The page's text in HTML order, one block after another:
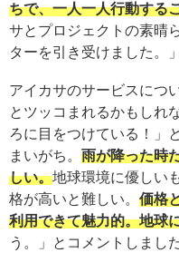
ちで、一人一人行動する
サとプロジェクトの素晴
ターを引き受けました。」
アイカサのサービスにつ
とツッコまれるかもしれ
ろに目をつけている！」
まいがち。 雨が降った時
しい。地球環境に優しい
格が高いと難しい。 価格
利用できて魅力的。地球
う。」とコメントしました